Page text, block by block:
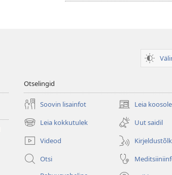
Otselingid
Soovin lisainfot Leia
(avab
uue
akna)
Leia kokkutulek
(avab
uue
akna)
Uut saidil
Videod
Otsi